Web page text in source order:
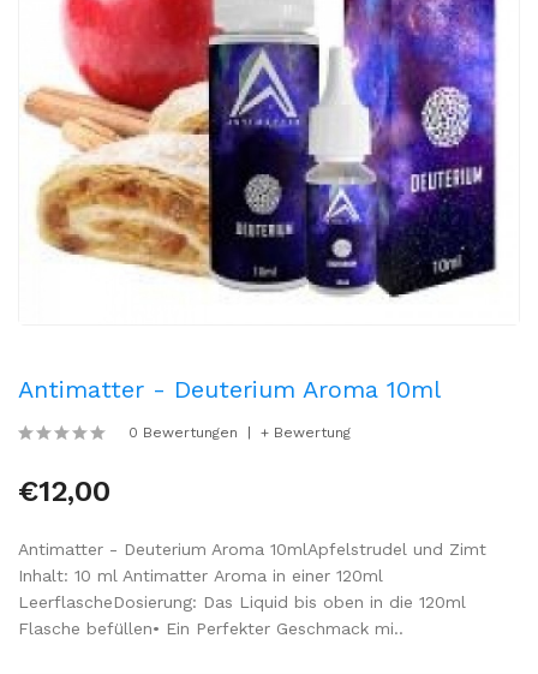
Antimatter - Deuterium Aroma 10ml
0 Bewertungen + Bewertung
€12,00
Antimatter - Deuterium Aroma 10mlApfelstrudel und Zimt​
Inhalt: 10 ml Antimatter Aroma in einer 120ml
LeerflascheDosierung: Das Liquid bis oben in die 120ml
Flasche befüllen• Ein Perfekter Geschmack mi..